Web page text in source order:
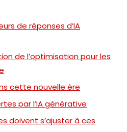
de réponses d’IA
de l’optimisation pour les
cette nouvelle ère
par l’IA générative
doivent s’ajuster à ces